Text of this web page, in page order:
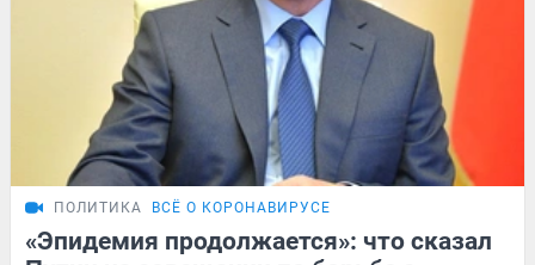
ПОЛИТИКА ВСЁ О КОРОНАВИРУСЕ
«Эпидемия продолжается»: что сказал